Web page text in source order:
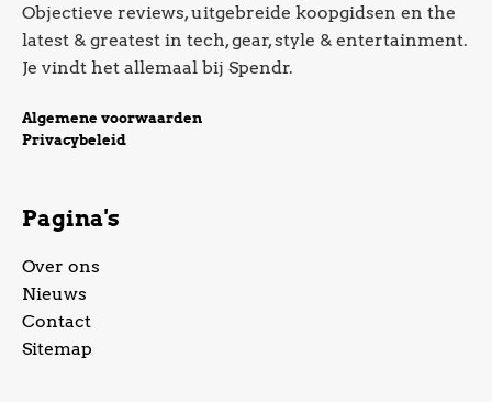
Objectieve reviews, uitgebreide koopgidsen en the
latest & greatest in tech, gear, style & entertainment.
Je vindt het allemaal bij Spendr.
Algemene voorwaarden
Privacybeleid
Pagina's
Over ons
Nieuws
Contact
Sitemap